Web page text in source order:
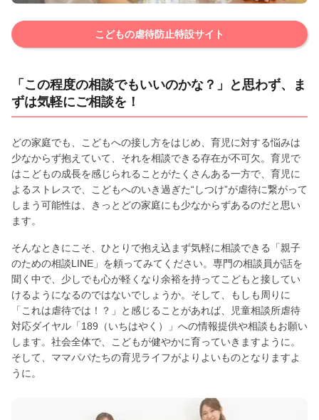
こどもの虐待防止特設サイト
「この程度の相談でもいいのかな？」と思わず、ま
ずは気軽にご相談を！
どの家庭でも、こどもへの接し方をはじめ、育児に対する悩みは
少なからず抱えていて、それを相談できる存在が不可欠。育児で
はこどもの成長を感じられることがたくさんある一方で、育児に
よるストレスで、こどもへのいき過ぎた“しつけ”が虐待に繋がって
しまう可能性は、きっとどの家庭にも少なからずあるのだと思い
ます。
そんなときにこそ、ひとりで抱え込まず気軽に相談できる「親子
のための相談LINE」を頼ってみてください。専門の相談員が話を
聞く中で、少しでも心が軽くなり余裕を持ってこどもと接してい
けるようになるのではないでしょうか。そして、もしも周りに
「これは虐待では！？」と感じることがあれば、児童相談所虐待
対応ダイヤル「189（いちはやく）」への情報提供や相談もお願い
します。社会全体で、こどもが健やかに育っていきますように。
そして、ママパパたちの育児ライフがよりよいものとなりますよ
うに。